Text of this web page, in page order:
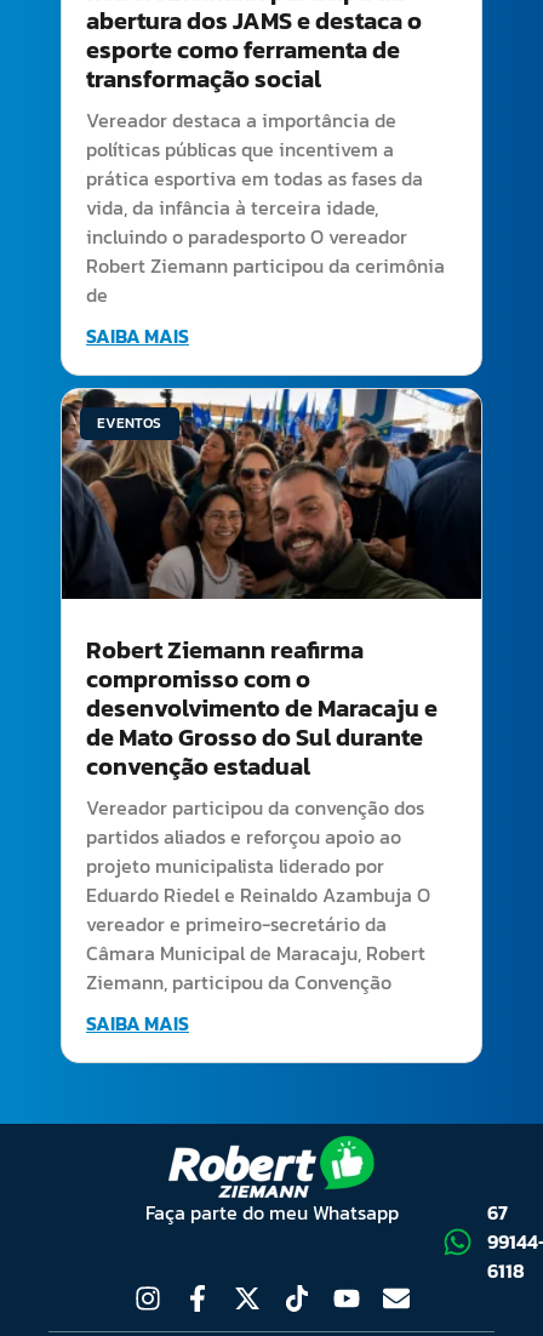
abertura dos JAMS e destaca o
esporte como ferramenta de
transformação social
Vereador destaca a importância de
políticas públicas que incentivem a
prática esportiva em todas as fases da
vida, da infância à terceira idade,
incluindo o paradesporto O vereador
Robert Ziemann participou da cerimônia
de
SAIBA MAIS
EVENTOS
Robert Ziemann reafirma
compromisso com o
desenvolvimento de Maracaju e
de Mato Grosso do Sul durante
convenção estadual
Vereador participou da convenção dos
partidos aliados e reforçou apoio ao
projeto municipalista liderado por
Eduardo Riedel e Reinaldo Azambuja O
vereador e primeiro-secretário da
Câmara Municipal de Maracaju, Robert
Ziemann, participou da Convenção
SAIBA MAIS
Faça parte do meu Whatsapp
67
6118